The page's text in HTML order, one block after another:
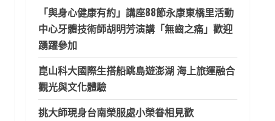
「與身心健康有約」講座88節永康東橋里活動
中心牙體技術師胡明芳演講「無齒之痛」歡迎
踴躍參加
崑山科大國際生搭船跳島遊澎湖 海上旅運融合
觀光與文化體驗
挑大師現身台南榮服處小榮眷相見歡